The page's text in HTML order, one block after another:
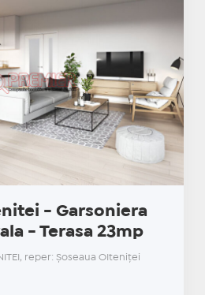
- Garsoniera
- Terasa 23mp
reper: Șoseaua OIteniței